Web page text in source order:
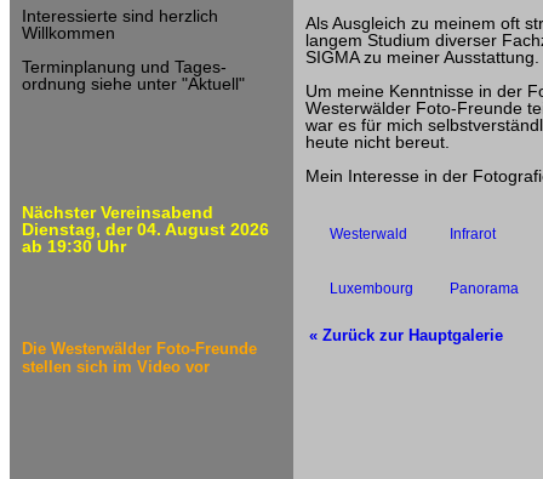
Interessierte sind herzlich
Willkommen
Terminplanung und Tages-
ordnung siehe unter "Aktuell"
Nächster Vereinsabend
Dienstag, der 04. August 2026
ab 19:30 Uhr
Die Westerwälder Foto-Freunde
stellen sich im Video vor
Als Ausgleich zu meinem oft
langem Studium diverser
SIGMA zu meiner Ausstattung.
Um meine Kenntnisse in der
Westerwälder Foto-Freunde
war es für mich
heute nicht bereut.
Mein Interesse in der
Westerwald Infrarot
Luxembourg Panorama
« Zurück zur Hauptgalerie